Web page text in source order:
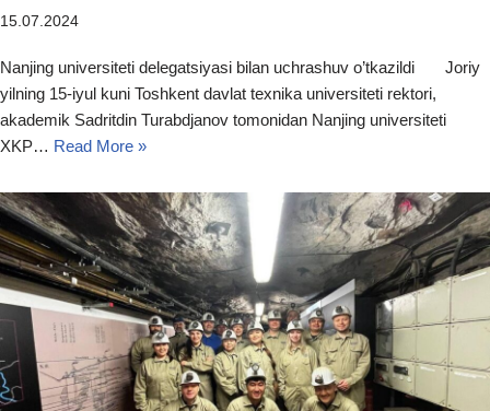
15.07.2024
Nanjing universiteti delegatsiyasi bilan uchrashuv o’tkazildi Joriy
yilning 15-iyul kuni Toshkent davlat texnika universiteti rektori,
akademik Sadritdin Turabdjanov tomonidan Nanjing universiteti
XKP… Read More »